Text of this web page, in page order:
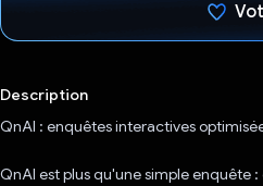
Description
QnAI : enquêtes interactives
QnAI est plus qu'une simple enquête